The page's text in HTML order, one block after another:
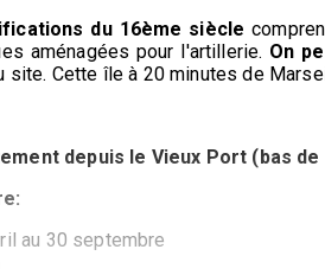
du 16ème siècle
aménagées pour l'artillerie. On
site. Cette île à 20 minutes de
depuis le Vieux Port (bas
au 30 septembre